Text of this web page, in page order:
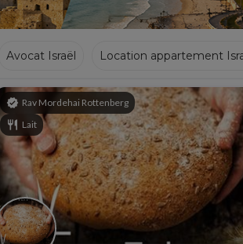
Avocat Israël Location appartement
verified Rav Mordehai Rottenberg
restaurant Lait